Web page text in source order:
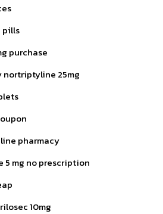
pills
purchase
nortriptyline 25mg
pharmacy
5 mg no prescription
10mg